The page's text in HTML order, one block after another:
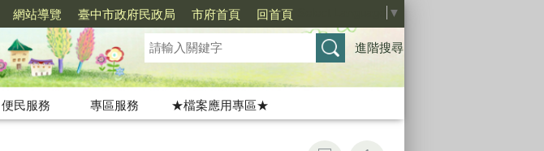
網站導覽 臺中市政府民政局 市府首頁 回首頁 ▼
進階搜尋
便民服務 專區服務
★檔案應用專區★